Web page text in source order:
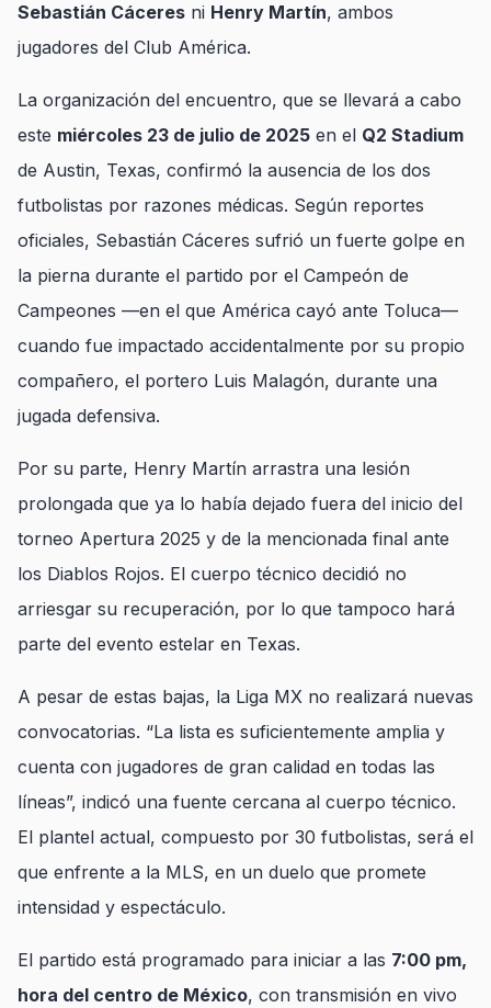
Sebastián Cáceres ni Henry Martín, ambos
jugadores del Club América.
La organización del encuentro, que se llevará a cabo
este miércoles 23 de julio de 2025 en el Q2 Stadium
de Austin, Texas, confirmó la ausencia de los dos
futbolistas por razones médicas. Según reportes
oficiales, Sebastián Cáceres sufrió un fuerte golpe en
la pierna durante el partido por el Campeón de
Campeones —en el que América cayó ante Toluca—
cuando fue impactado accidentalmente por su propio
compañero, el portero Luis Malagón, durante una
jugada defensiva.
Por su parte, Henry Martín arrastra una lesión
prolongada que ya lo había dejado fuera del inicio del
torneo Apertura 2025 y de la mencionada final ante
los Diablos Rojos. El cuerpo técnico decidió no
arriesgar su recuperación, por lo que tampoco hará
parte del evento estelar en Texas.
A pesar de estas bajas, la Liga MX no realizará nuevas
convocatorias. “La lista es suficientemente amplia y
cuenta con jugadores de gran calidad en todas las
líneas”, indicó una fuente cercana al cuerpo técnico.
El plantel actual, compuesto por 30 futbolistas, será el
que enfrente a la MLS, en un duelo que promete
intensidad y espectáculo.
El partido está programado para iniciar a las 7:00 pm,
hora del centro de México, con transmisión en vivo